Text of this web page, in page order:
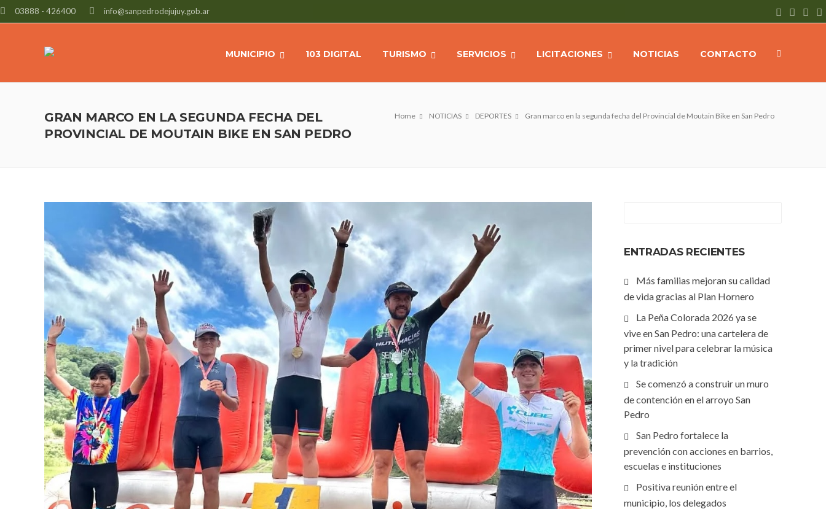
info@sanpedrodejujuy.gob.ar
03888 - 426400
MUNICIPIO 103 DIGITAL TURISMO SERVICIOS LICITACIONES NOTICIAS CONTACTO
Home NOTICIAS DEPORTES Gran marco en la segunda fecha del Provincial de Moutain Bike en San Pedro
GRAN MARCO EN LA SEGUNDA FECHA DEL
PROVINCIAL DE MOUTAIN BIKE EN SAN PEDRO
ENTRADAS RECIENTES
Más familias mejoran su calidad
de vida gracias al Plan Hornero
La Peña Colorada 2026 ya se
vive en San Pedro: una cartelera de
primer nivel para celebrar la música
y la tradición
Se comenzó a construir un muro
de contención en el arroyo San
Pedro
San Pedro fortalece la
prevención con acciones en barrios,
escuelas e instituciones
Positiva reunión entre el
municipio, los delegados